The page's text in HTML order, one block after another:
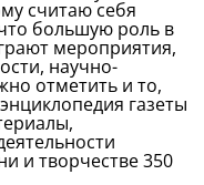
считаю себя
большую роль в
мероприятия,
научно-
отметить и то,
газеты
и творчестве 350